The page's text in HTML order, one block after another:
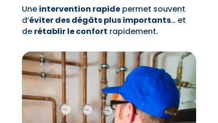
Une intervention rapidepermet souvent
d’éviter des dégâts plus importants… et
de rétablir le confort rapidement.